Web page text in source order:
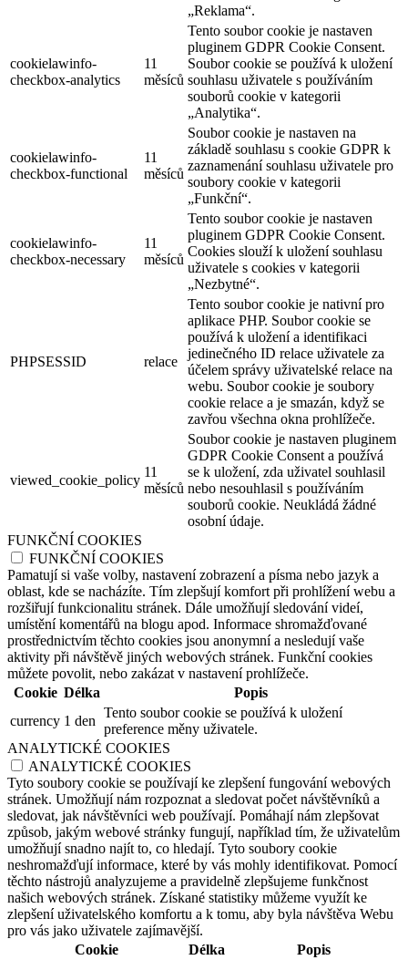
„Reklama“.
cookielawinfo-
checkbox-analytics
11
měsíců
Tento soubor cookie je nastaven
pluginem GDPR Cookie Consent.
Soubor cookie se používá k uložení
souhlasu uživatele s používáním
souborů cookie v kategorii
„Analytika“.
cookielawinfo-
checkbox-functional
11
měsíců
Soubor cookie je nastaven na
základě souhlasu s cookie GDPR k
zaznamenání souhlasu uživatele pro
soubory cookie v kategorii
„Funkční“.
cookielawinfo-
checkbox-necessary
11
měsíců
Tento soubor cookie je nastaven
pluginem GDPR Cookie Consent.
Cookies slouží k uložení souhlasu
uživatele s cookies v kategorii
„Nezbytné“.
PHPSESSID relace
Tento soubor cookie je nativní pro
aplikace PHP. Soubor cookie se
používá k uložení a identifikaci
jedinečného ID relace uživatele za
účelem správy uživatelské relace na
webu. Soubor cookie je soubory
cookie relace a je smazán, když se
zavřou všechna okna prohlížeče.
viewed_cookie_policy
11
měsíců
Soubor cookie je nastaven pluginem
GDPR Cookie Consent a používá
se k uložení, zda uživatel souhlasil
nebo nesouhlasil s používáním
souborů cookie. Neukládá žádné
osobní údaje.
FUNKČNÍ COOKIES
FUNKČNÍ COOKIES
Pamatují si vaše volby, nastavení zobrazení a písma nebo jazyk a
oblast, kde se nacházíte. Tím zlepšují komfort při prohlížení webu a
rozšiřují funkcionalitu stránek. Dále umožňují sledování videí,
umístění komentářů na blogu apod. Informace shromažďované
prostřednictvím těchto cookies jsou anonymní a nesledují vaše
aktivity při návštěvě jiných webových stránek. Funkční cookies
můžete povolit, nebo zakázat v nastavení prohlížeče.
Cookie Délka
Popis
currency 1 den
Tento soubor cookie se používá k uložení
preference měny uživatele.
ANALYTICKÉ COOKIES
ANALYTICKÉ COOKIES
Tyto soubory cookie se používají ke zlepšení fungování webových
stránek. Umožňují nám rozpoznat a sledovat počet návštěvníků a
sledovat, jak návštěvníci web používají. Pomáhají nám zlepšovat
způsob, jakým webové stránky fungují, například tím, že uživatelům
umožňují snadno najít to, co hledají. Tyto soubory cookie
neshromažďují informace, které by vás mohly identifikovat. Pomocí
těchto nástrojů analyzujeme a pravidelně zlepšujeme funkčnost
našich webových stránek. Získané statistiky můžeme využít ke
zlepšení uživatelského komfortu a k tomu, aby byla návštěva Webu
pro vás jako uživatele zajímavější.
Cookie
Délka Popis